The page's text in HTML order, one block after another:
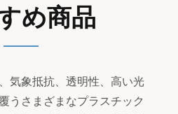
め商品
気象抵抗、透明性、高い光
うさまざまなプラスチック